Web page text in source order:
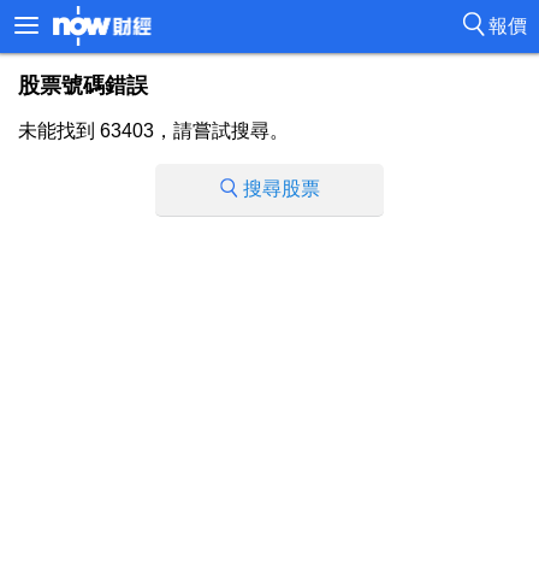
報價
股票號碼錯誤
未能找到 63403，請嘗試搜尋。
搜尋股票